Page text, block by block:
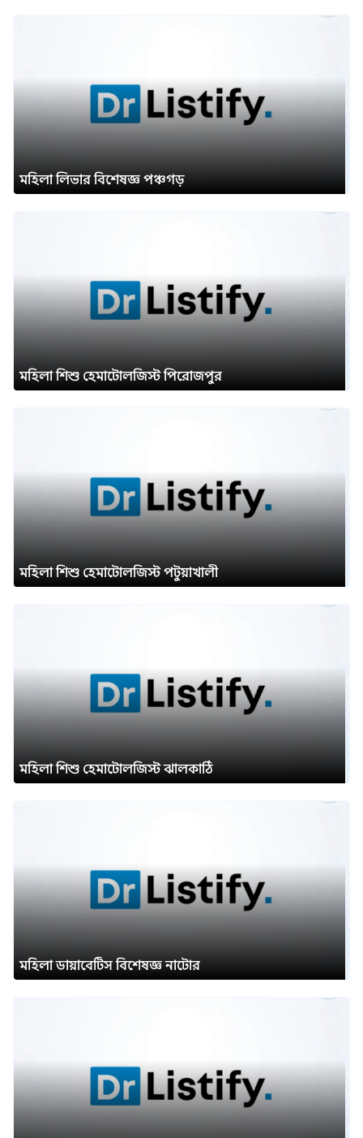
মহিলা লিভার বিশেষজ্ঞ পঞ্চগড়
মহিলা শিশু হেমাটোলজিস্ট পিরোজপুর
মহিলা শিশু হেমাটোলজিস্ট পটুয়াখালী
মহিলা শিশু হেমাটোলজিস্ট ঝালকাঠি
মহিলা ডায়াবেটিস বিশেষজ্ঞ নাটোর